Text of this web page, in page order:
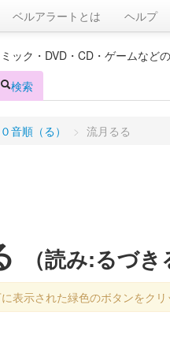
ベルアラートとは ヘルプ
ック・DVD・CD・ゲームなど
検索
音順（る） > 流月るる
（読み:るづき
表示された緑色のボタンをクリ